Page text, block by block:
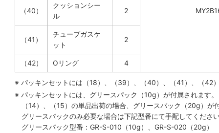
（40）
クッションシー
ル
2
（41）
チューブガスケ
ット
2
（42） Oリング 4
※ パッキンセットには（18）、（39）、（40）、（41）、（42
※ パッキンセットには、グリースパック（10g）が付属されます。
（14）、（15）の単品出荷の場合、グリースパック（20g）が
グリースパックのみ必要な場合は下記型番にて手配してくださ
グリースパック型番：GR-S-010（10g）、GR-S-020（20g）